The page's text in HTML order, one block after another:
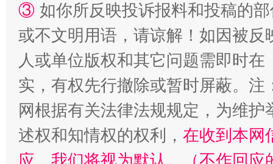
扯下公款旅游的“隐身衣” 如何以
③ 如你所反映投诉报料和投稿的
或不文明用语，请谅解！如因被
人或单位版权和其它问题需即时在
实，有权先行撤除或暂时屏蔽。
网根据有关法律法规规定，为维
述权和知情权的权利， 在收到本网
应，我们将视为默认。（不作回应